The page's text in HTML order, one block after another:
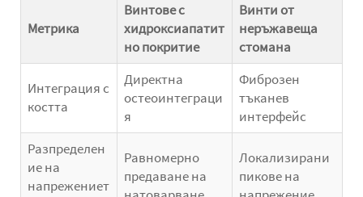
Метрика
Винтове с
хидроксиапатит
но покритие
Винти от
неръжавеща
стомана
Интеграция с
костта
Директна
остеоинтеграци
я
Фиброзен
тъканев
интерфейс
Разпределен
ие на
напрежениет
Равномерно
предаване на
Локализирани
пикове на